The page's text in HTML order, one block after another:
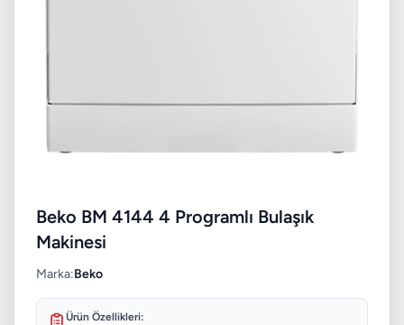
Beko BM 4144 4 Programlı Bulaşık
Makinesi
Marka:Beko
Ürün Özellikleri: